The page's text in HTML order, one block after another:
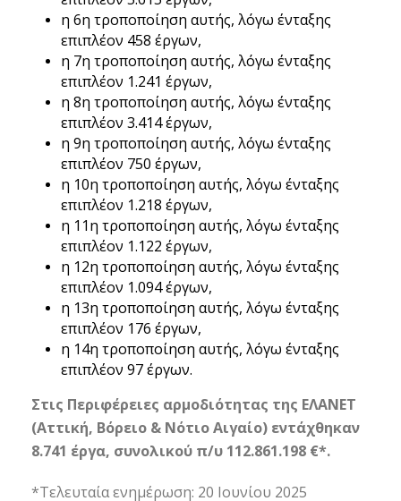
η 6η τροποποίηση αυτής, λόγω ένταξης
επιπλέον 458 έργων,
η 7η τροποποίηση αυτής, λόγω ένταξης
επιπλέον 1.241 έργων,
η 8η τροποποίηση αυτής, λόγω ένταξης
επιπλέον 3.414 έργων,
η 9η τροποποίηση αυτής, λόγω ένταξης
επιπλέον 750 έργων,
η 10η τροποποίηση αυτής, λόγω ένταξης
επιπλέον 1.218 έργων,
η 11η τροποποίηση αυτής, λόγω ένταξης
επιπλέον 1.122 έργων,
η 12η τροποποίηση αυτής, λόγω ένταξης
επιπλέον 1.094 έργων,
η 13η τροποποίηση αυτής, λόγω ένταξης
επιπλέον 176 έργων,
η 14η τροποποίηση αυτής, λόγω ένταξης
επιπλέον 97 έργων.
Στις Περιφέρειες αρμοδιότητας της ΕΛΑΝΕΤ
(Αττική, Βόρειο & Νότιο Αιγαίο) εντάχθηκαν
8.741 έργα, συνολικού π/υ 112.861.198 €*.
*Τελευταία ενημέρωση: 20 Ιουνίου 2025